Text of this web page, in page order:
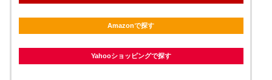
Amazonで探す
Yahooショッピングで探す